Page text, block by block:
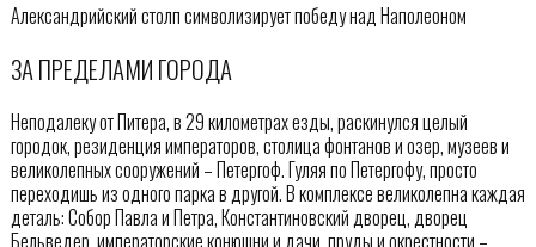
Александрийский столп символизирует победу над Наполеоном
ЗА ПРЕДЕЛАМИ ГОРОДА
Неподалеку от Питера, в 29 километрах езды, раскинулся целый
городок, резиденция императоров, столица фонтанов и озер, музеев и
великолепных сооружений – Петергоф. Гуляя по Петергофу, просто
переходишь из одного парка в другой. В комплексе великолепна каждая
деталь: Собор Павла и Петра, Константиновский дворец, дворец
Бельведер, императорские конюшни и дачи, пруды и окрестности –